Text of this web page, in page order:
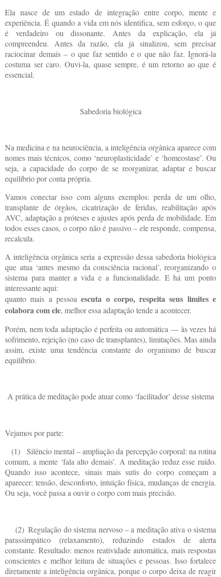
Ela nasce de um estado de integração entre corpo, mente e
experiência. É quando a vida em nós identifica, sem esforço, o que
é verdadeiro ou dissonante. Antes da explicação, ela já
compreendeu. Antes da razão, ela já sinalizou, sem precisar
raciocinar demais – o que faz sentido e o que não faz. Ignorá-la
costuma ser caro. Ouvi-la, quase sempre, é um retorno ao que é
essencial.
Sabedoria biológica
Na medicina e na neurociência, a inteligência orgânica aparece com
nomes mais técnicos, como ‘neuroplasticidade’ e ‘homeostase’. Ou
seja, a capacidade do corpo de se reorganizar, adaptar e buscar
equilíbrio por conta própria.
Vamos conectar isso com alguns exemplos: perda de um olho,
transplante de órgãos, cicatrização de feridas, reabilitação após
AVC, adaptação a próteses e ajustes após perda de mobilidade. Em
todos esses casos, o corpo não é passivo – ele responde, compensa,
recalcula.
A inteligência orgânica seria a expressão dessa sabedoria biológica
que atua ‘antes mesmo da consciência racional’, reorganizando o
sistema para manter a vida e a funcionalidade. E há um ponto
interessante aqui:
quanto mais a pessoaescuta o corpo, respeita seus limites e
colabora com ele, melhor essa adaptação tende a acontecer.
Porém, nem toda adaptação é perfeita ou automática — às vezes há
sofrimento, rejeição (no caso de transplantes), limitações. Mas ainda
assim, existe uma tendência constante do organismo de buscar
equilíbrio.
A prática de meditação pode atuar como ‘facilitador’ desse sistema
Vejamos por parte:
Silêncio mental – ampliação da percepção corporal: na rotina
comum, a mente ‘fala alto demais’. A meditação reduz esse ruído.
Quando isso acontece, sinais mais sutis do corpo começam a
aparecer: tensão, desconforto, intuição física, mudanças de energia.
Ou seja, você passa a ouvir o corpo com mais precisão.
Regulação do sistema nervoso – a meditação ativa o sistema
parassimpático (relaxamento), reduzindo estados de alerta
constante. Resultado: menos reatividade automática, mais respostas
conscientes e melhor leitura de situações e pessoas. Isso fortalece
diretamente a inteligência orgânica, porque o corpo deixa de reagir